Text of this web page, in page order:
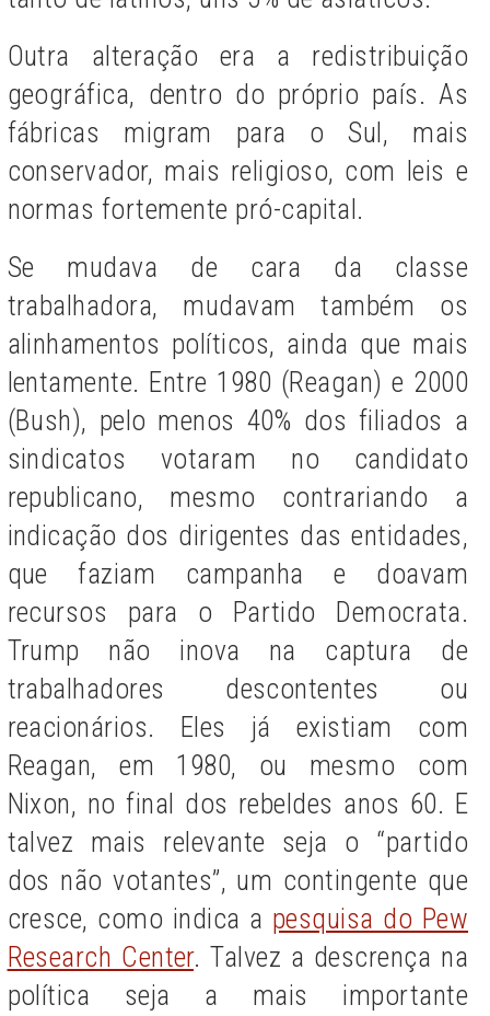
Outra alteração era a redistribuição
geográfica, dentro do próprio país. As
fábricas migram para o Sul, mais
conservador, mais religioso, com leis e
normas fortemente pró-capital.
Se mudava de cara da classe
trabalhadora, mudavam também os
alinhamentos políticos, ainda que mais
lentamente. Entre 1980 (Reagan) e 2000
(Bush), pelo menos 40% dos filiados a
sindicatos votaram no candidato
republicano, mesmo contrariando a
indicação dos dirigentes das entidades,
que faziam campanha e doavam
recursos para o Partido Democrata.
Trump não inova na captura de
trabalhadores descontentes ou
reacionários. Eles já existiam com
Reagan, em 1980, ou mesmo com
Nixon, no final dos rebeldes anos 60. E
talvez mais relevante seja o “partido
dos não votantes”, um contingente que
cresce, como indica a pesquisa do Pew
Research Center. Talvez a descrença na
política seja a mais importante